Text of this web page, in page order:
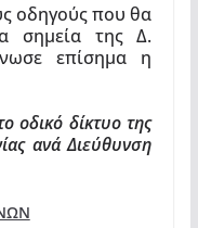
οδηγούς που θα
σημεία της Δ.
επίσημα η
οδικό δίκτυο της
ανά Διεύθυνση